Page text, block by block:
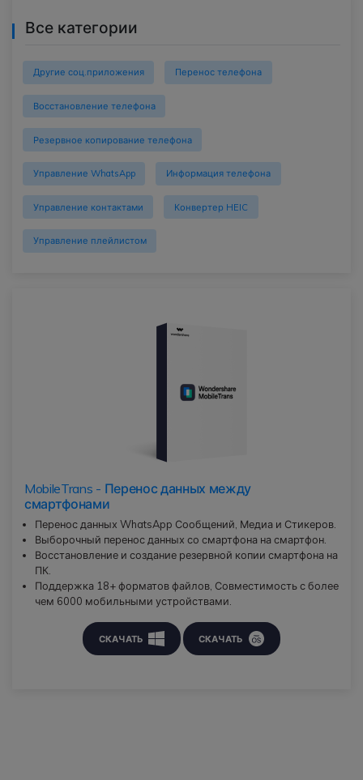
Все категории
Другие соц.приложения Перенос телефона
Восстановление телефона
Резервное копирование телефона
Управление WhatsApp Информация телефона
Управление контактами Конвертер HEIC
Управление плейлистом
MobileTrans - Перенос данных между
смартфонами
Перенос данных WhatsApp Сообщений, Медиа и Стикеров.
Выборочный перенос данных со смартфона на смартфон.
Восстановление и создание резервной копии смартфона на
ПК.
Поддержка 18+ форматов файлов, Совместимость с более
чем 6000 мобильными устройствами.
СКАЧАТЬ СКАЧАТЬ